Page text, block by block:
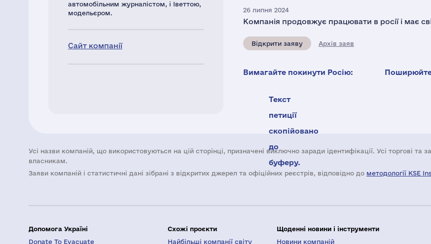
автомобільним журналістом, і Іветтою,
модельєром.
Сайт компанії
26 липня 2024
Компанія продовжує працювати в росії і має
Відкрити заяву Архів заяв
Вимагайте покинути Росію:
Текст
петиції
скопійовано
до
буферу.
Поширюйте
Усі назви компаній, що використовуються на цій сторінці, призначені виключно заради ідентифікації. Усі торгові та
власникам.
Заяви компаній i статистичні дані зібрані з відкритих джерел та офіційних реєстрів, відповідно до методології KSE
Допомога Україні
Donate To Evacuate
Схожі проєкти
Найбільші компанії світу
Щоденні новини і інструменти
Новини компаній